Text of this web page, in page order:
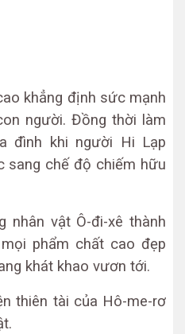
định sức mạnh
người. Đồng thời làm
đình khi người Hi Lạp
sang chế độ chiếm hữu
vật Ô-đi-xê thành
phẩm chất cao đẹp
khát khao vươn tới.
tài của Hô-me-rơ